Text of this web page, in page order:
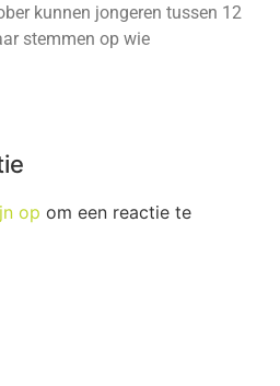
kunnen jongeren tussen 12
stemmen op wie
op om een reactie te